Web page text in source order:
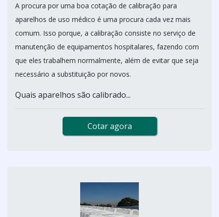
A procura por uma boa cotação de calibração para
aparelhos de uso médico é uma procura cada vez mais
comum. Isso porque, a calibração consiste no serviço de
manutenção de equipamentos hospitalares, fazendo com
que eles trabalhem normalmente, além de evitar que seja
necessário a substituição por novos.
Quais aparelhos são calibrado...
Cotar agora